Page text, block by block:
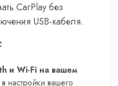
CarPlay без
USB-кабеля.
и Wi-Fi на вашем
настройки вашего